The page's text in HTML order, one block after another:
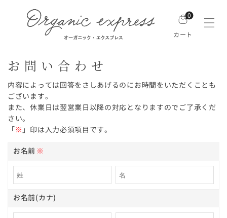
0
カート
お問い合わせ
内容によっては回答をさしあげるのにお時間をいただくことも
ございます。
また、休業日は翌営業日以降の対応となりますのでご了承くだ
さい。
「※ 」印は入力必須項目です。
お名前 ※
お名前(カナ)